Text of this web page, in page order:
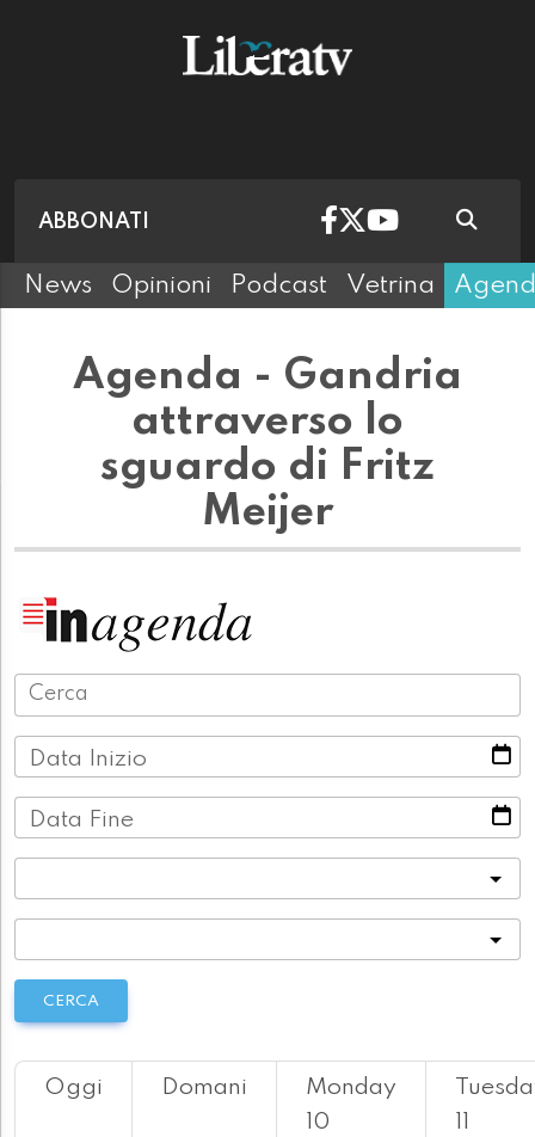
ABBONATI
News Opinioni Podcast Vetrina
Agenda - Gandria
attraverso lo
sguardo di Fritz
Meijer
Data Inizio
Data Fine
CERCA
Oggi Domani
Monday
10
11